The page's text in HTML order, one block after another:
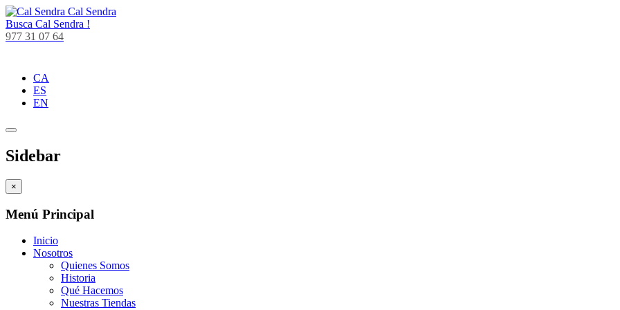
Cal Sendra
Busca Cal Sendra !
977 31 07 64
CA
ES
EN
Sidebar
×
Menú Principal
Inicio
Nosotros
Quienes Somos
Historia
Qué Hacemos
Nuestras Tiendas